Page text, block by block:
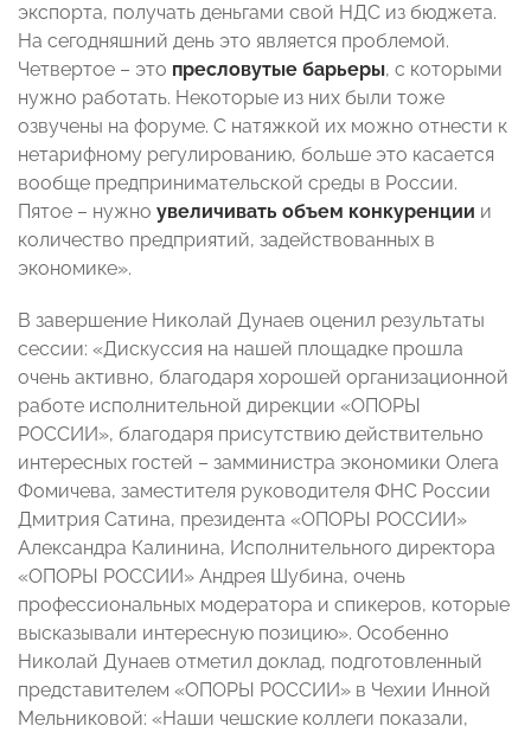
экспорта, получать деньгами свой НДС из бюджета.
На сегодняшний день это является проблемой.
Четвертое – это пресловутые барьеры, с которыми
нужно работать. Некоторые из них были тоже
озвучены на форуме. С натяжкой их можно отнести к
нетарифному регулированию, больше это касается
вообще предпринимательской среды в России.
Пятое – нужно увеличивать объем конкуренции и
количество предприятий, задействованных в
экономике».
В завершение Николай Дунаев оценил результаты
сессии: «Дискуссия на нашей площадке прошла
очень активно, благодаря хорошей организационной
работе исполнительной дирекции «ОПОРЫ
РОССИИ», благодаря присутствию действительно
интересных гостей – замминистра экономики Олега
Фомичева, заместителя руководителя ФНС России
Дмитрия Сатина, президента «ОПОРЫ РОССИИ»
Александра Калинина, Исполнительного директора
«ОПОРЫ РОССИИ» Андрея Шубина, очень
профессиональных модератора и спикеров, которые
высказывали интересную позицию». Особенно
Николай Дунаев отметил доклад, подготовленный
представителем «ОПОРЫ РОССИИ» в Чехии Инной
Мельниковой: «Наши чешские коллеги показали,